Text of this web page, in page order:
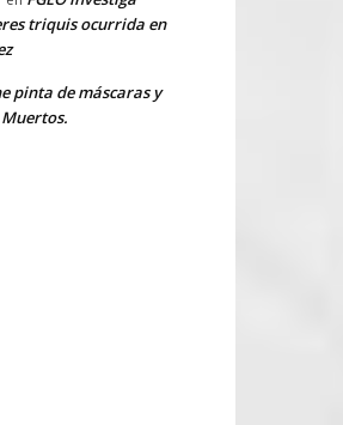
triquis ocurrida en
pinta de máscaras y